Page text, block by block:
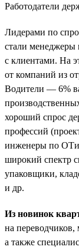
Работодатели
Лидерами по
стали менеджеры
с клиентами. На
от компаний из
Водители — 6%
хороший спрос
профессий
инженеры по
широкий спектр
упаковщики,
и др.
Из новинок
на переводчиков,
а также